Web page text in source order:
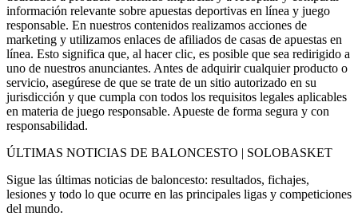
información relevante sobre apuestas deportivas en línea y juego
responsable. En nuestros contenidos realizamos acciones de
marketing y utilizamos enlaces de afiliados de casas de apuestas en
línea. Esto significa que, al hacer clic, es posible que sea redirigido a
uno de nuestros anunciantes. Antes de adquirir cualquier producto o
servicio, asegúrese de que se trate de un sitio autorizado en su
jurisdicción y que cumpla con todos los requisitos legales aplicables
en materia de juego responsable. Apueste de forma segura y con
responsabilidad.
ÚLTIMAS NOTICIAS DE BALONCESTO | SOLOBASKET
Sigue las últimas noticias de baloncesto: resultados, fichajes,
lesiones y todo lo que ocurre en las principales ligas y competiciones
del mundo.